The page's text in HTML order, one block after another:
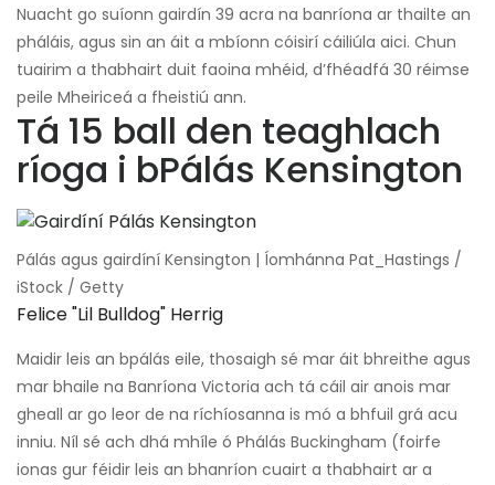
Nuacht go suíonn gairdín 39 acra na banríona ar thailte an
pháláis, agus sin an áit a mbíonn cóisirí cáiliúla aici. Chun
tuairim a thabhairt duit faoina mhéid, d’fhéadfá 30 réimse
peile Mheiriceá a fheistiú ann.
Tá 15 ball den teaghlach
ríoga i bPálás Kensington
Pálás agus gairdíní Kensington | Íomhánna Pat_Hastings /
iStock / Getty
Felice "lil Bulldog" Herrig
Maidir leis an bpálás eile, thosaigh sé mar áit bhreithe agus
mar bhaile na Banríona Victoria ach tá cáil air anois mar
gheall ar go leor de na ríchíosanna is mó a bhfuil grá acu
inniu. Níl sé ach dhá mhíle ó Phálás Buckingham (foirfe
ionas gur féidir leis an bhanríon cuairt a thabhairt ar a